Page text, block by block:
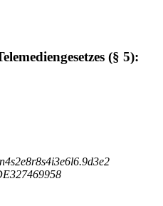
(§ 5):
n4s2e8r8s4i3e6l6.9d3e2